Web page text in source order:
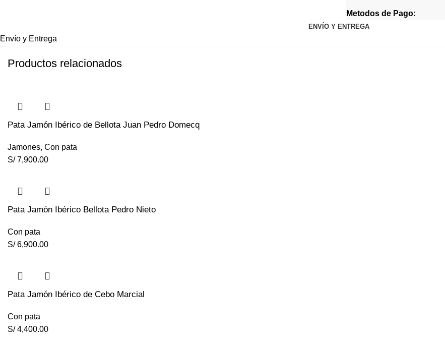
Metodos de Pago:
ENVÍO Y ENTREGA
Envío y Entrega
Productos relacionados
Pata Jamón Ibérico de Bellota Juan Pedro Domecq
Jamones, Con pata
S/7,900.00
Pata Jamón Ibérico Bellota Pedro Nieto
Con pata
S/6,900.00
Pata Jamón Ibérico de Cebo Marcial
Con pata
S/4,400.00